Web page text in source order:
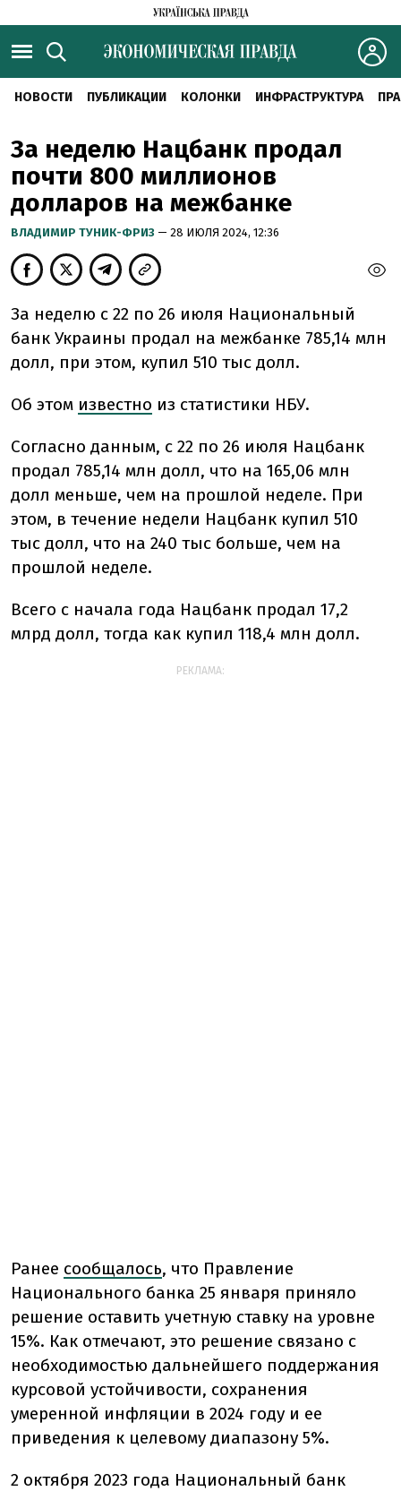
НОВОСТИ ПУБЛИКАЦИИ КОЛОНКИ ИНФРАСТРУКТУРА
За неделю Нацбанк продал
почти 800 миллионов
долларов на межбанке
ВЛАДИМИР ТУНИК-ФРИЗ — 28 ИЮЛЯ 2024, 12:36
За неделю с 22 по 26 июля Национальный
банк Украины продал на межбанке 785,14 млн
долл, при этом, купил 510 тыс долл.
Об этом известно из статистики НБУ.
Согласно данным, с 22 по 26 июля Нацбанк
продал 785,14 млн долл, что на 165,06 млн
долл меньше, чем на прошлой неделе. При
этом, в течение недели Нацбанк купил 510
тыс долл, что на 240 тыс больше, чем на
прошлой неделе.
Всего с начала года Нацбанк продал 17,2
млрд долл, тогда как купил 118,4 млн долл.
РЕКЛАМА:
Ранее сообщалось, что Правление
Национального банка 25 января приняло
решение оставить учетную ставку на уровне
15%. Как отмечают, это решение связано с
необходимостью дальнейшего поддержания
курсовой устойчивости, сохранения
умеренной инфляции в 2024 году и ее
приведения к целевому диапазону 5%.
2 октября 2023 года Национальный банк